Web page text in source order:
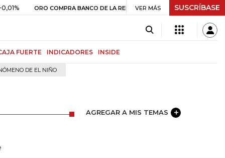
ORO COMPRA BANCO DE LA REPÚBLICA $ 399.745,16 +$ 2.295,71 +0,58%
VER MÁS SUSCRÍBASE
FUERTE INDICADORES INSIDE
DE EL NIÑO
AGREGAR A MIS TEMAS